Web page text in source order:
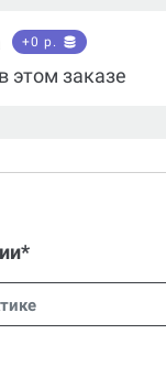
+0 р.
этом заказе